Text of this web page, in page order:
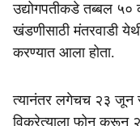
उद्योगपतीकडे तब्बल ५०
खंडणीसाठी मंतरवाडी
करण्यात आला होता.
त्यानंतर लगेचच २३ जून
विक्रेत्याला फोन करून